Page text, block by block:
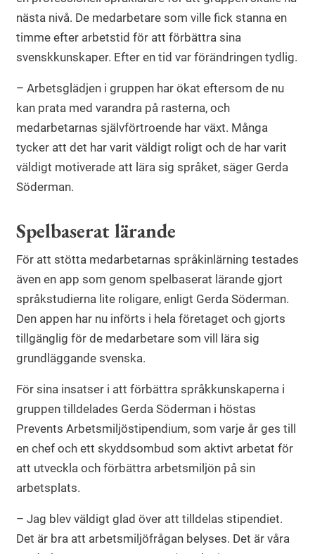
nästa nivå. De medarbetare som ville fick stanna en
timme efter arbetstid för att förbättra sina
svenskkunskaper. Efter en tid var förändringen tydlig.
– Arbetsglädjen i gruppen har ökat eftersom de nu
kan prata med varandra på rasterna, och
medarbetarnas självförtroende har växt. Många
tycker att det har varit väldigt roligt och de har varit
väldigt motiverade att lära sig språket, säger Gerda
Söderman.
Spelbaserat lärande
För att stötta medarbetarnas språkinlärning testades
även en app som genom spelbaserat lärande gjort
språkstudierna lite roligare, enligt Gerda Söderman.
Den appen har nu införts i hela företaget och gjorts
tillgänglig för de medarbetare som vill lära sig
grundläggande svenska.
För sina insatser i att förbättra språkkunskaperna i
gruppen tilldelades Gerda Söderman i höstas
Prevents Arbetsmiljöstipendium, som varje år ges till
en chef och ett skyddsombud som aktivt arbetat för
att utveckla och förbättra arbetsmiljön på sin
arbetsplats.
– Jag blev väldigt glad över att tilldelas stipendiet.
Det är bra att arbetsmiljöfrågan belyses. Det är våra